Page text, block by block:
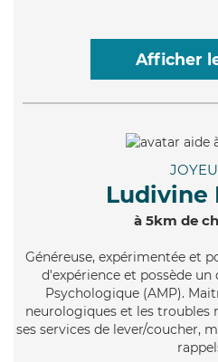
Afficher
Ludivine
à 5km de
Généreuse, expérimentée et
d'expérience et possède
Psychologique (AMP).
neurologiques et les troubles
ses services de lever/coucher,